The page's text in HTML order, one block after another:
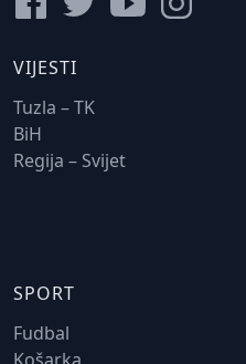
VIJESTI
Tuzla – TK
BiH
Regija – Svijet
SPORT
Fudbal
Košarka